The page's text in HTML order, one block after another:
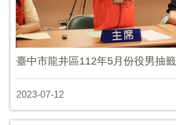
臺中市龍井區112年5月份役男抽籤
2023-07-12